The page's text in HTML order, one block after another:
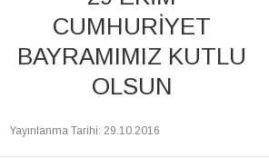
CUMHURİYET
BAYRAMIMIZ KUTLU
OLSUN
Yayınlanma Tarihi: 29.10.2016